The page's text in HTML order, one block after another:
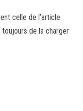
celle de l’article
de la charger